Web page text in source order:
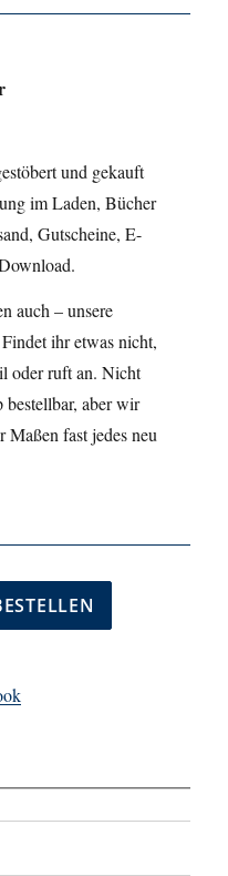
und gekauft
im Laden, Bücher
Gutscheine, E-
auch – unsere
ihr etwas nicht,
oder ruft an. Nicht
aber wir
Maßen fast jedes neu